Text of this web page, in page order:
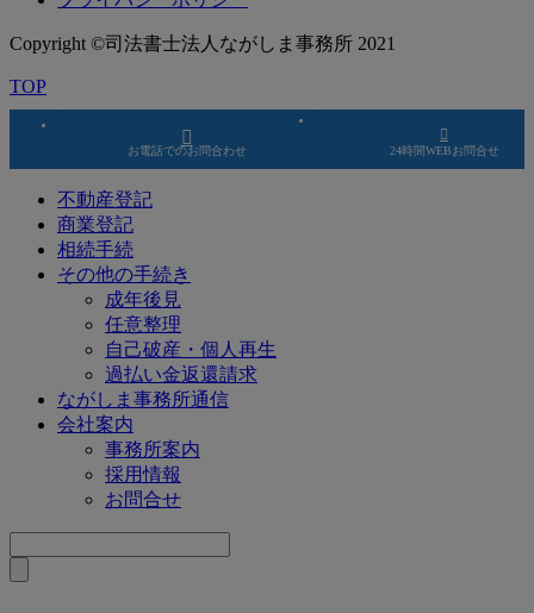
Copyright ©司法書士法人ながしま事務所 2021
TOP
お電話でのお問合わせ 24時間WEBお問合せ
不動産登記
商業登記
相続手続
その他の手続き
成年後見
任意整理
自己破産・個人再生
過払い金返還請求
ながしま事務所通信
会社案内
事務所案内
採用情報
お問合せ